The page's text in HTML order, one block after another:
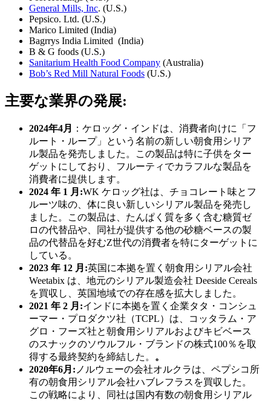
General Mills, Inc. (U.S.)
Pepsico. Ltd. (U.S.)
Marico Limited (India)
Bagrrys India Limited (India)
B & G foods (U.S.)
Sanitarium Health Food Company (Australia)
Bob’s Red Mill Natural Foods (U.S.)
主要な業界の発展:
2024年4月
：ケロッグ・インドは、消費者向けに「フ
ルート・ループ」という名前の新しい朝食用シリア
ル製品を発売しました。この製品は特に子供をター
ゲットにしており、フルーティでカラフルな製品を
消費者に提供します。
2024 年 1 月:WK ケロッグ社は、チョコレート味とフ
ルーツ味の、体に良い新しいシリアル製品を発売し
ました。この製品は、たんぱく質を多く含む糖質ゼ
ロの代替品や、同社が提供する他の砂糖ベースの製
品の代替品を好むZ世代の消費者を特にターゲットに
している。
2023 年 12 月:英国に本拠を置く朝食用シリアル会社
Weetabix は、地元のシリアル製造会社 Deeside Cereals
を買収し、英国地域での存在感を拡大しました。
2021 年 2 月:インドに本拠を置く企業タタ・コンシュ
ーマー・プロダクツ社（TCPL）は、コッタラム・ア
グロ・フーズ社と朝食用シリアルおよびキビベース
のスナックのソウルフル・ブランドの株式100％を取
得する最終契約を締結した。 。
2020年6月: ノルウェーの会社オルクラは、ペプシコ所
有の朝食用シリアル会社ハブレフラスを買収した。
この戦略により、同社は国内有数の朝食用シリアル